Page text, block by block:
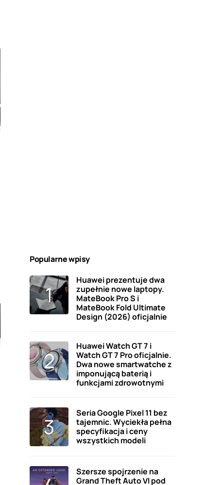
Popularne wpisy
Huawei prezentuje dwa
zupełnie nowe laptopy.
MateBook Pro S i
MateBook Fold Ultimate
Design (2026) oficjalnie
Huawei Watch GT 7 i
Watch GT 7 Pro oficjalnie.
Dwa nowe smartwatche z
imponującą baterią i
funkcjami zdrowotnymi
Seria Google Pixel 11 bez
tajemnic. Wyciekła pełna
specyfikacja i ceny
wszystkich modeli
Szersze spojrzenie na
Grand Theft Auto VI pod